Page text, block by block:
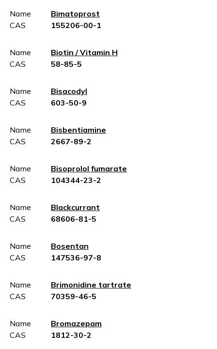
Name
Bimatoprost
CAS
155206-00-1
Name
Biotin / Vitamin H
CAS
58-85-5
Name
Bisacodyl
CAS
603-50-9
Name
Bisbentiamine
CAS
2667-89-2
Name
Bisoprolol fumarate
CAS
104344-23-2
Name
Blackcurrant
CAS
68606-81-5
Name
Bosentan
CAS
147536-97-8
Name
Brimonidine tartrate
CAS
70359-46-5
Name
Bromazepam
CAS
1812-30-2